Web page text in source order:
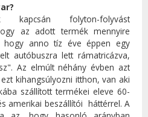
folyton-folyvást
az adott termék mennyire
hogy anno tíz éve éppen egy
autóbuszra lett rámatricázva,
Az elmúlt néhány évben azt
kihangsúlyozni itthon, van aki
szállított termékei eleve 60-
amerikai beszállítói háttérrel. A